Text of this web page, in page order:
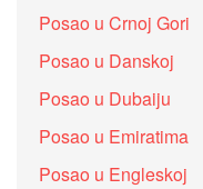
Posao u Crnoj Gori
Posao u Danskoj
Posao u Dubaiju
Posao u Emiratima
Posao u Engleskoj